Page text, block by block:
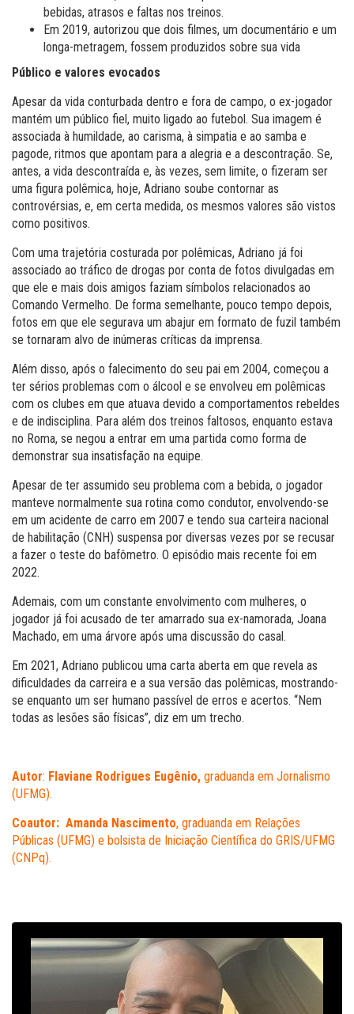
bebidas, atrasos e faltas nos treinos.
Em 2019, autorizou que dois filmes, um documentário e um
longa-metragem, fossem produzidos sobre sua vida
Público e valores evocados
Apesar da vida conturbada dentro e fora de campo, o ex-jogador
mantém um público fiel, muito ligado ao futebol. Sua imagem é
associada à humildade, ao carisma, à simpatia e ao samba e
pagode, ritmos que apontam para a alegria e a descontração. Se,
antes, a vida descontraída e, às vezes, sem limite, o fizeram ser
uma figura polêmica, hoje, Adriano soube contornar as
controvérsias, e, em certa medida, os mesmos valores são vistos
como positivos.
Com uma trajetória costurada por polêmicas, Adriano já foi
associado ao tráfico de drogas por conta de fotos divulgadas em
que ele e mais dois amigos faziam símbolos relacionados ao
Comando Vermelho. De forma semelhante, pouco tempo depois,
fotos em que ele segurava um abajur em formato de fuzil também
se tornaram alvo de inúmeras críticas da imprensa.
Além disso, após o falecimento do seu pai em 2004, começou a
ter sérios problemas com o álcool e se envolveu em polêmicas
com os clubes em que atuava devido a comportamentos rebeldes
e de indisciplina. Para além dos treinos faltosos, enquanto estava
no Roma, se negou a entrar em uma partida como forma de
demonstrar sua insatisfação na equipe.
Apesar de ter assumido seu problema com a bebida, o jogador
manteve normalmente sua rotina como condutor, envolvendo-se
em um acidente de carro em 2007 e tendo sua carteira nacional
de habilitação (CNH) suspensa por diversas vezes por se recusar
a fazer o teste do bafômetro. O episódio mais recente foi em
2022.
Ademais, com um constante envolvimento com mulheres, o
jogador já foi acusado de ter amarrado sua ex-namorada, Joana
Machado, em uma árvore após uma discussão do casal.
Em 2021, Adriano publicou uma carta aberta em que revela as
dificuldades da carreira e a sua versão das polêmicas, mostrando-
se enquanto um ser humano passível de erros e acertos. “Nem
todas as lesões são físicas”, diz em um trecho.
Autor: Flaviane Rodrigues Eugênio, graduanda em Jornalismo
(UFMG).
Coautor: Amanda Nascimento, graduanda em Relações
Públicas (UFMG) e bolsista de Iniciação Científica do GRIS/UFMG
(CNPq).